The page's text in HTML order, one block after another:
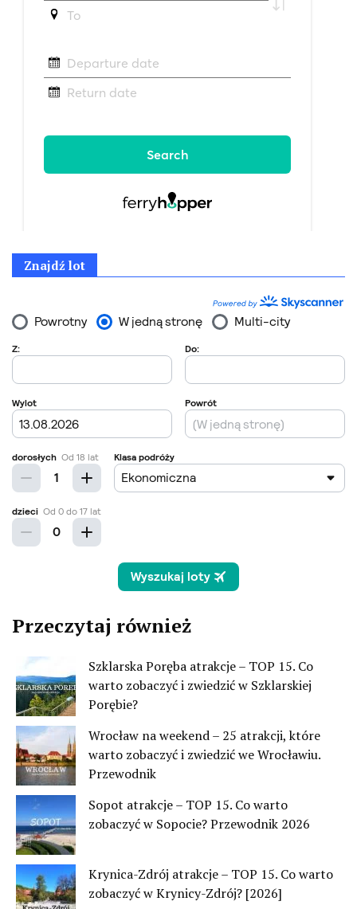
Znajdź lot
Przeczytaj również
Szklarska Poręba atrakcje – TOP 15. Co
warto zobaczyć i zwiedzić w Szklarskiej
Porębie?
Wrocław na weekend – 25 atrakcji, które
warto zobaczyć i zwiedzić we Wrocławiu.
Przewodnik
Sopot atrakcje – TOP 15. Co warto
zobaczyć w Sopocie? Przewodnik 2026
Krynica-Zdrój atrakcje – TOP 15. Co warto
zobaczyć w Krynicy-Zdrój? [2026]